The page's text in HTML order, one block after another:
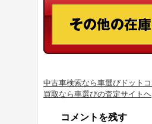
中古車検索なら車選びドット
買取なら車選びの査定サイトヘ
コメントを残す